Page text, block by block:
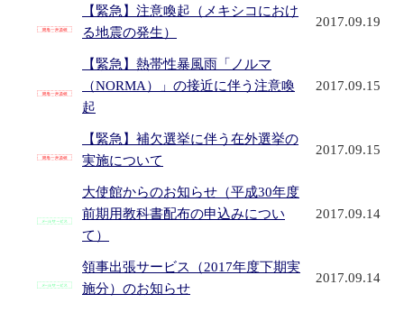
【緊急】注意喚起（メキシコにおけ
る地震の発生）
2017.09.19
【緊急】熱帯性暴風雨「ノルマ
（NORMA）」の接近に伴う注意喚
起
2017.09.15
【緊急】補欠選挙に伴う在外選挙の
実施について
2017.09.15
大使館からのお知らせ（平成30年度
前期用教科書配布の申込みについ
て）
2017.09.14
領事出張サービス（2017年度下期実
施分）のお知らせ
2017.09.14